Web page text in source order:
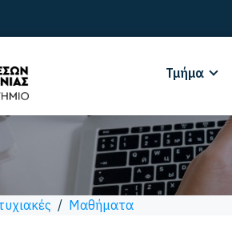
Τμήμα
/ Μαθήματα